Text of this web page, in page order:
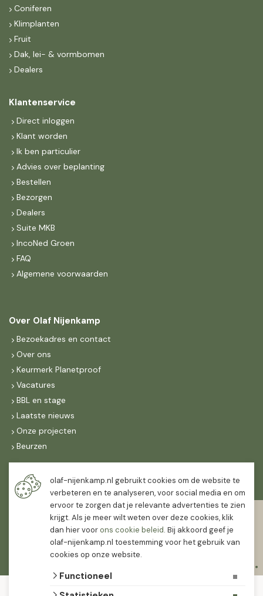
Coniferen
Klimplanten
Fruit
Dak, lei- & vormbomen
Dealers
Klantenservice
Direct inloggen
Klant worden
Ik ben particulier
Advies over beplanting
Bestellen
Bezorgen
Dealers
Suite MKB
IncoNed Groen
FAQ
Algemene voorwaarden
Over Olaf Nijenkamp
Bezoekadres en contact
Over ons
Keurmerk Planetproof
Vacatures
BBL en stage
Laatste nieuws
Onze projecten
Beurzen
Maandag t/m vrijdag
07:30-
16:30
12:00
olaf-nijenkamp.nl gebruikt cookies om de website te
verbeteren en te analyseren, voor social media en om
ervoor te zorgen dat je relevante advertenties te zien
krijgt. Als je meer wilt weten over deze cookies, klik
dan hier voorons cookie beleid. Bij akkoord geef je
olaf-nijenkamp.nl toestemming voor het gebruik van
cookies op onze website.
Functioneel